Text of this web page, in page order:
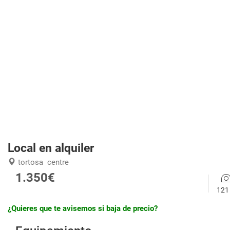
Local en alquiler
tortosa centre
1.350€
121
¿Quieres que te avisemos si baja de precio?